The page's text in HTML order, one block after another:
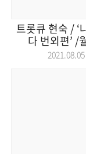
트롯큐 현숙 / ‘
다 번외편’ /